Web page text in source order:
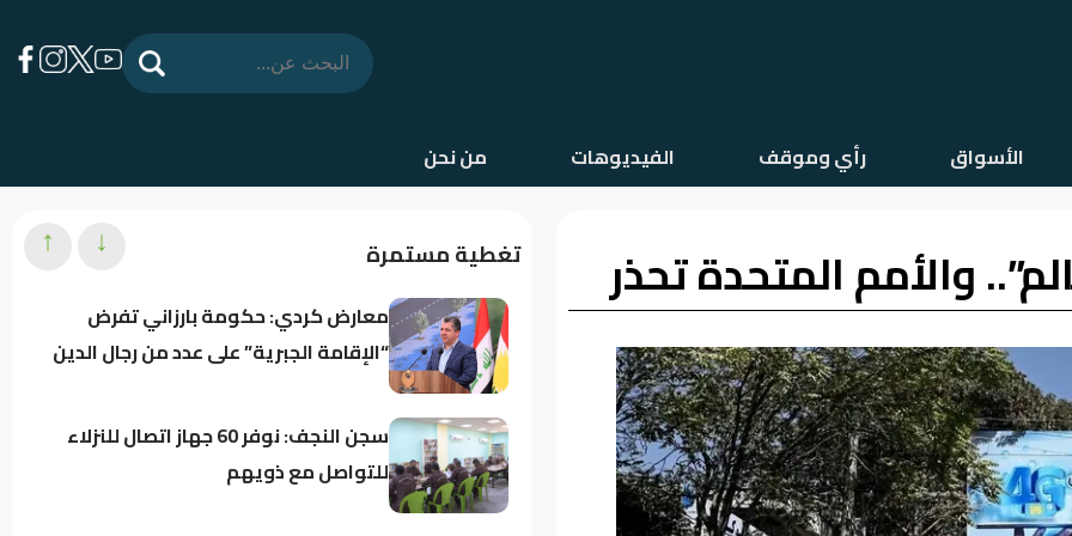
الأسواق رأي وموقف الفيديوهات من نحن
والأمم المتحدة تحذر تغطية مستمرة
معارض كردي: حكومة بارزاني تفرض
“الإقامة الجبرية” على عدد من رجال الدين
سجن النجف: نوفر 60 جهاز اتصال للنزلاء
للتواصل مع ذويهم
↓
↑